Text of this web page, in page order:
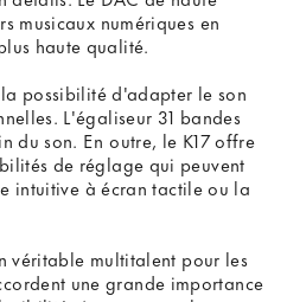
musicaux numériques en
haute qualité.
possibilité d'adapter le son
L'égaliseur 31 bandes
du son. En outre, le K17 offre
de réglage qui peuvent
intuitive à écran tactile ou la
véritable multitalent pour les
une grande importance